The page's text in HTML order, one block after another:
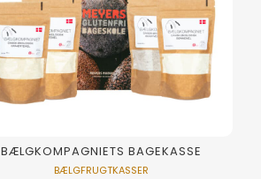
BÆLGKOMPAGNIETS BAGEKASSE
BÆLGFRUGTKASSER